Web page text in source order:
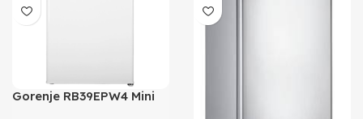
Gorenje RB39EPW4 Mini